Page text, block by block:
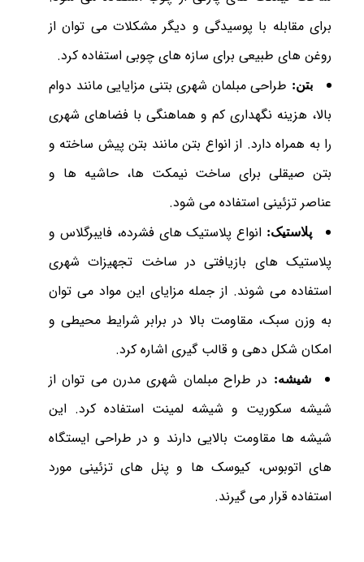
برای مقابله با پوسیدگی و دیگر مشکلات می توان از
روغن های طبیعی برای سازه های چوبی استفاده کرد.
بتن: طراحی مبلمان شهری بتنی مزایایی مانند دوام
بالا، هزینه نگهداری کم و هماهنگی با فضاهای شهری
را به همراه دارد. از انواع بتن مانند بتن پیش ساخته و
بتن صیقلی برای ساخت نیمکت ها، حاشیه ها و
عناصر تزئینی استفاده می شود.
پلاستیک: انواع پلاستیک های فشرده، فایبرگلاس و
پلاستیک های بازیافتی در ساخت تجهیزات شهری
استفاده می شوند. از جمله مزایای این مواد می توان
به وزن سبک، مقاومت بالا در برابر شرایط محیطی و
امکان شکل دهی و قالب گیری اشاره کرد.
شیشه: در طراح مبلمان شهری مدرن می توان از
شیشه سکوریت و شیشه لمینت استفاده کرد. این
شیشه ها مقاومت بالایی دارند و در طراحی ایستگاه
های اتوبوس، کیوسک ها و پنل های تزئینی مورد
استفاده قرار می گیرند.